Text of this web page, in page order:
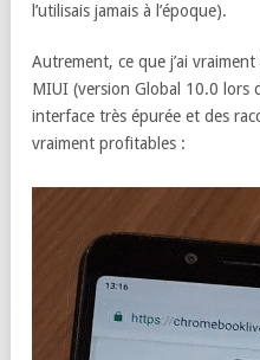
l’utilisais jamais à l’époque).
Autrement, ce que j’ai
MIUI (version Global 10.0 lors
interface très épurée et des
vraiment profitables :